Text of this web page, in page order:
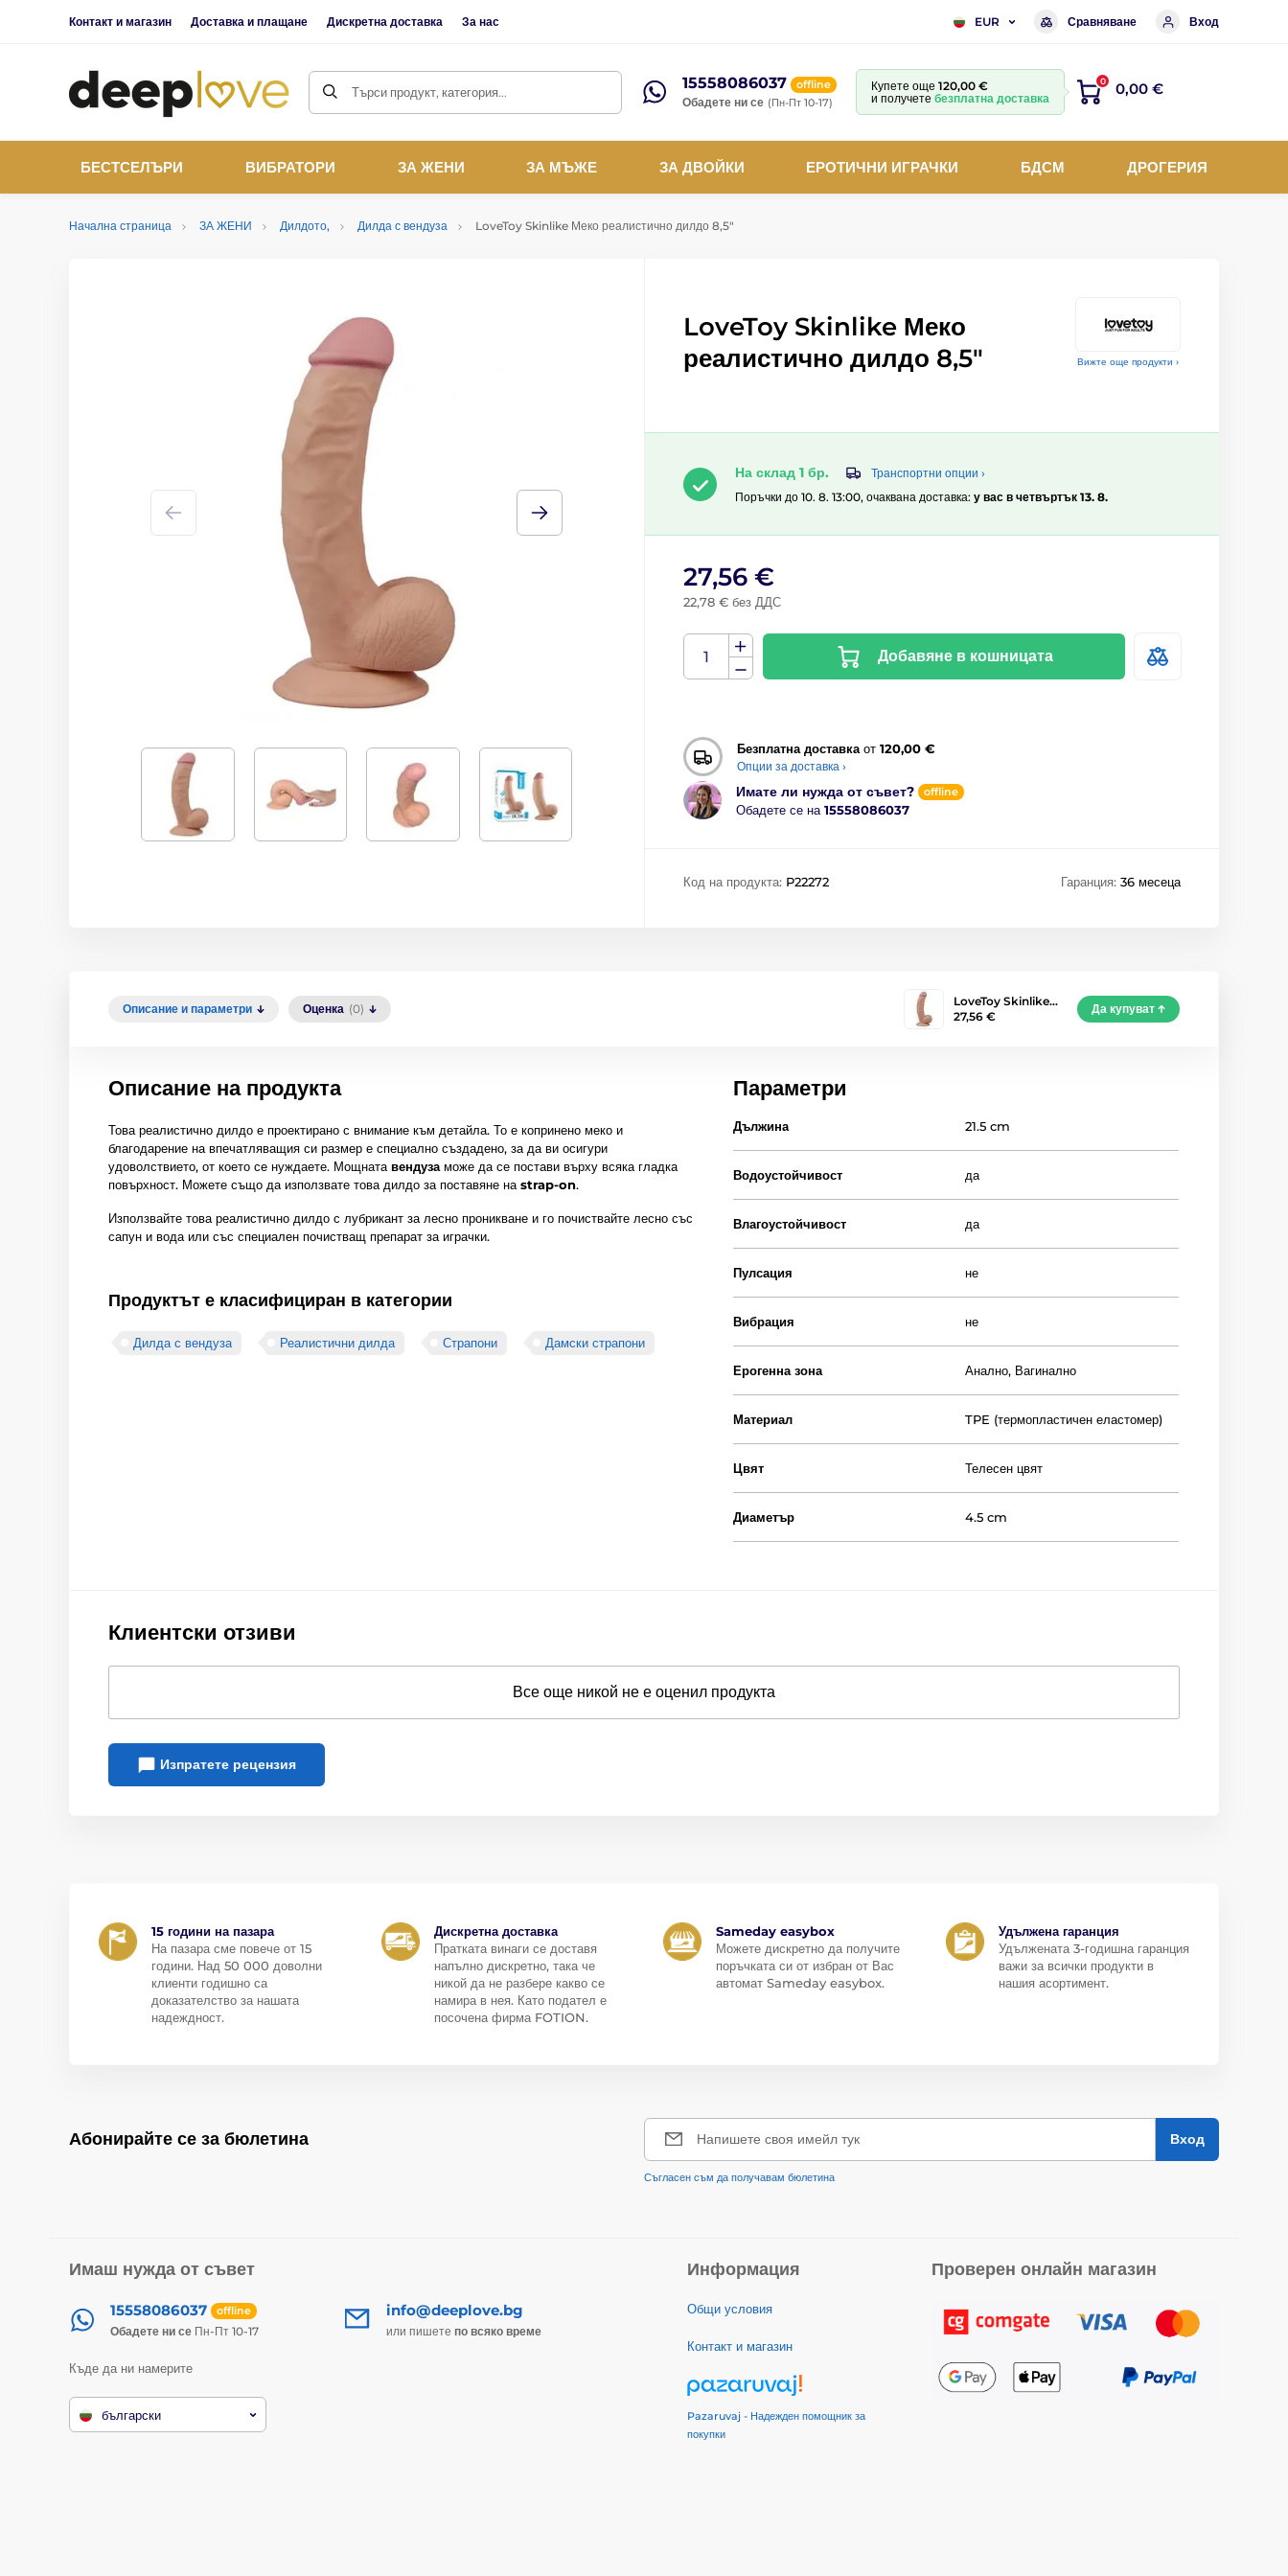
Контакт и магазин Доставка и плащане Дискретна доставка За нас EUR Сравняване Вход
Търси продукт, категория... 15558086037 offline
Обадете ни се (Пн-Пт 10-17)
Купете още 120,00 €
и получете безплатна доставка
0 0,00 €
БЕСТСЕЛЪРИ ВИБРАТОРИ ЗА ЖЕНИ ЗА МЪЖЕ ЗА ДВОЙКИ ЕРОТИЧНИ ИГРАЧКИ БДСМ ДРОГЕРИЯ
Начална страница ЗА ЖЕНИ Дилдото, Дилда с вендуза LoveToy Skinlike Меко реалистично дилдо 8,5"
Вижте още продукти ›
LoveToy Skinlike Меко
реалистично дилдо 8,5"
На склад 1 бр.
Транспортни опции ›
Поръчки до 10. 8. 13:00, очаквана доставка: у вас в четвъртък 13. 8.
27,56 €
22,78 € без ДДС
Добавяне в кошницата
Безплатна доставка от 120,00 €
Опции за доставка ›
Имате ли нужда от съвет? offline
Обадете се на 15558086037
Код на продукта: P22272 Гаранция: 36 месеца
Описание и параметри Оценка (0)
LoveToy Skinlike…
27,56 €
Да купуват
Описание на продукта
Това реалистично дилдо е проектирано с внимание към детайла. То е копринено меко и
благодарение на впечатляващия си размер е специално създадено, за да ви осигури
удоволствието, от което се нуждаете. Мощната вендуза може да се постави върху всяка гладка
повърхност. Можете също да използвате това дилдо за поставяне на strap-on.
Използвайте това реалистично дилдо с лубрикант за лесно проникване и го почиствайте лесно със
сапун и вода или със специален почистващ препарат за играчки.
Продуктът е класифициран в категории
Дилда с вендуза Реалистични дилда Страпони Дамски страпони
Параметри
Дължина 21.5 cm
Водоустойчивост да
Влагоустойчивост да
Пулсация не
Вибрация не
Ерогенна зона Анално, Вагинално
Материал TPE (термопластичен еластомер)
Цвят Телесен цвят
Диаметър 4.5 cm
Клиентски отзиви
Все още никой не е оценил продукта
Изпратете рецензия
15 години на пазара
На пазара сме повече от 15
години. Над 50 000 доволни
клиенти годишно са
доказателство за нашата
надеждност.
Дискретна доставка
Пратката винаги се доставя
напълно дискретно, така че
никой да не разбере какво се
намира в нея. Като подател е
посочена фирма FOTION.
Sameday easybox
Можете дискретно да получите
поръчката си от избран от Вас
автомат Sameday easybox.
Удължена гаранция
Удължената 3-годишна гаранция
важи за всички продукти в
нашия асортимент.
Абонирайте се за бюлетина Напишете своя имейл тук Вход
Съгласен съм да получавам бюлетина
Имаш нужда от съвет
15558086037 offline
Обадете ни се Пн-Пт 10-17
info@deeplove.bg
или пишете по всяко време
Къде да ни намерите
български
Информация
Общи условия
Контакт и магазин
Pazaruvaj - Надежден помощник за
покупки
Проверен онлайн магазин